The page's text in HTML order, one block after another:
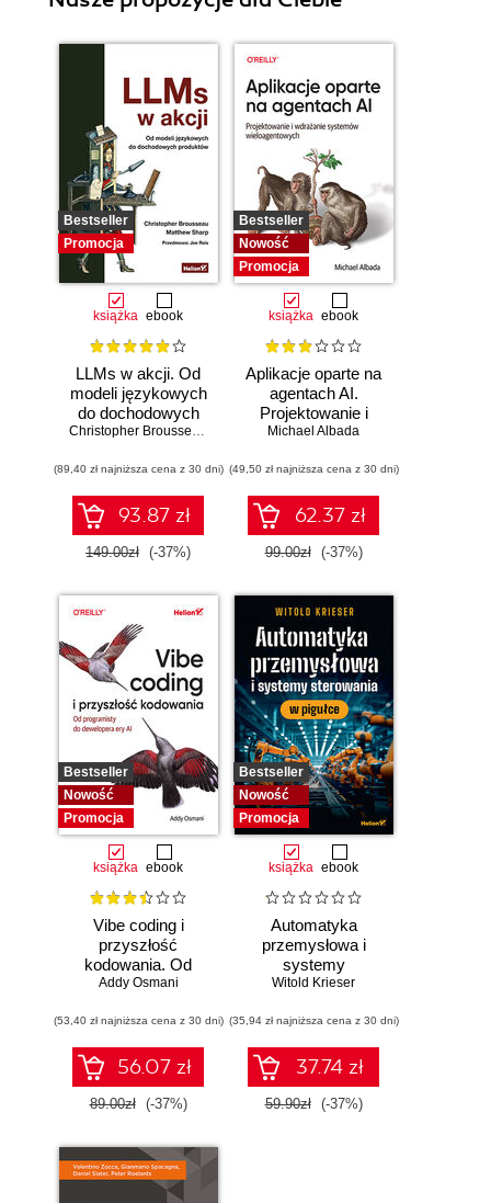
Bestseller
Promocja
książka ebook
LLMs w akcji. Od
modeli językowych
do dochodowych
produktów
Christopher Brousseau Matt Sharp
(89,40 zł najniższa cena z 30 dni)
93.87 zł
149.00zł (-37%)
Bestseller
Nowość
Promocja
książka ebook
Aplikacje oparte na
agentach AI.
Projektowanie i
wdrażanie
wieloagentowych
Michael Albada
(49,50 zł najniższa cena z 30 dni)
62.37 zł
99.00zł (-37%)
Bestseller
Nowość
Promocja
książka ebook
Vibe coding i
przyszłość
kodowania. Od
programisty do
Addy Osmani
(53,40 zł najniższa cena z 30 dni)
56.07 zł
89.00zł (-37%)
Bestseller
Nowość
Promocja
książka ebook
Automatyka
przemysłowa i
systemy
sterowania w
Witold Krieser
(35,94 zł najniższa cena z 30 dni)
37.74 zł
59.90zł (-37%)